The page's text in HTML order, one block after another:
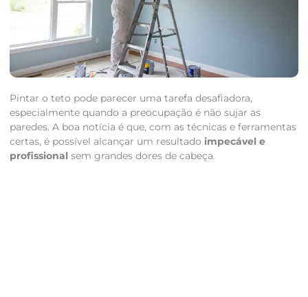
Pintar o teto pode parecer uma tarefa desafiadora,
especialmente quando a preocupação é não sujar as
paredes. A boa notícia é que, com as técnicas e ferramentas
certas, é possível alcançar um resultado impecável e
profissional sem grandes dores de cabeça.